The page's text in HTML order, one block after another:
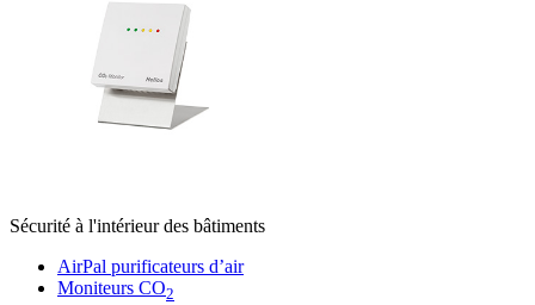
Sécurité à l'intérieur des bâtiments
AirPal purificateurs d’air
Moniteurs CO2